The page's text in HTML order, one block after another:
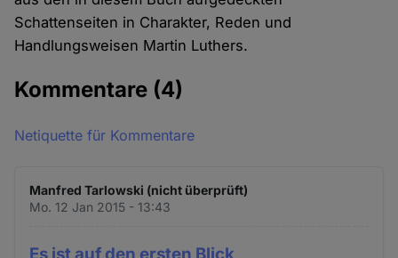
Schattenseiten in Charakter, Reden und
Handlungsweisen Martin Luthers.
Kommentare (4)
Netiquette für Kommentare
Manfred Tarlowski (nicht überprüft)
Mo. 12 Jan 2015 - 13:43